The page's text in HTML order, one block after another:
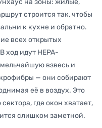
строится так, чтобы
к кухне и обратно.
всех открытых
ход идут HEPA-
взвесь и
— они собирают
её в воздух. Это
где окон хватает,
слишком заметной.